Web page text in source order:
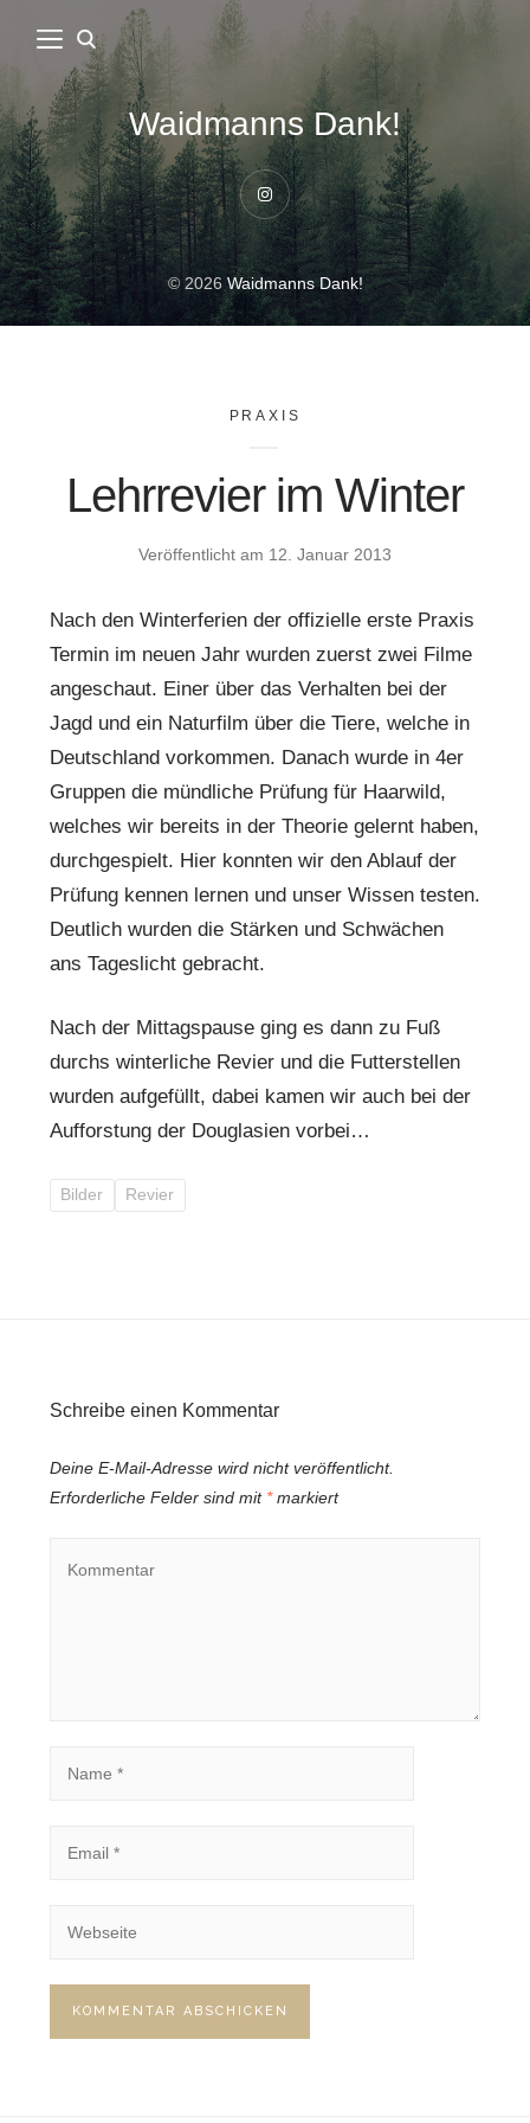
Waidmanns Dank!
Instagram
© 2026Waidmanns Dank!
PRAXIS
Lehrrevier im Winter
Veröffentlicht am 12. Januar 2013
Nach den Winterferien der offizielle erste Praxis
Termin im neuen Jahr wurden zuerst zwei Filme
angeschaut. Einer über das Verhalten bei der
Jagd und ein Naturfilm über die Tiere, welche in
Deutschland vorkommen. Danach wurde in 4er
Gruppen die mündliche Prüfung für Haarwild,
welches wir bereits in der Theorie gelernt haben,
durchgespielt. Hier konnten wir den Ablauf der
Prüfung kennen lernen und unser Wissen testen.
Deutlich wurden die Stärken und Schwächen
ans Tageslicht gebracht.
Nach der Mittagspause ging es dann zu Fuß
durchs winterliche Revier und die Futterstellen
wurden aufgefüllt, dabei kamen wir auch bei der
Aufforstung der Douglasien vorbei…
Bilder Revier
Schreibe einen Kommentar
Deine E-Mail-Adresse wird nicht veröffentlicht.
Erforderliche Felder sind mit *markiert